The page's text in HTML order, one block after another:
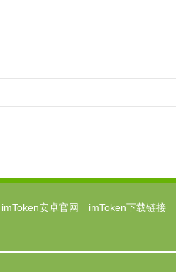
imToken安卓官网 imToken下载链接